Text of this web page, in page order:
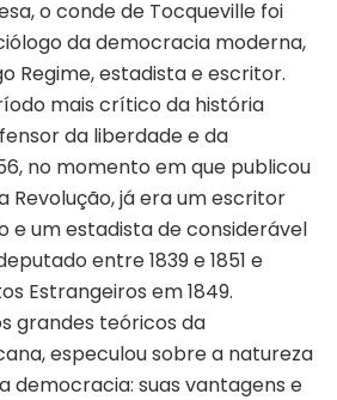
o conde de Tocqueville foi
da democracia moderna,
Regime, estadista e escritor.
mais crítico da história
da liberdade e da
no momento em que publicou
Revolução, já era um escritor
e um estadista de considerável
entre 1839 e 1851 e
Estrangeiros em 1849.
grandes teóricos da
especulou sobre a natureza
democracia: suas vantagens e